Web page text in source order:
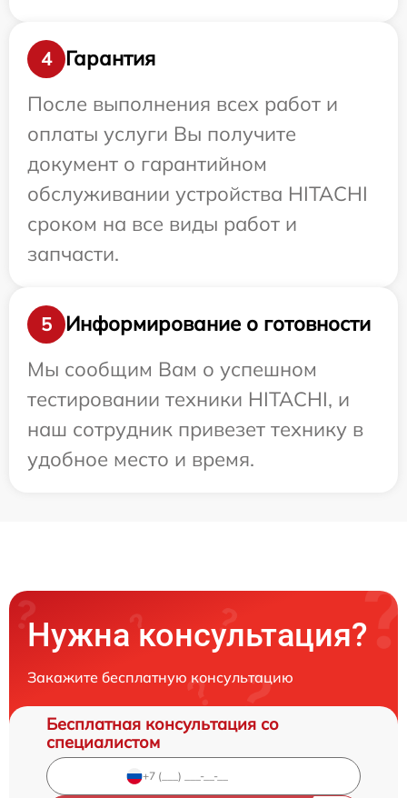
4
Гарантия
После выполнения всех работ и
оплаты услуги Вы получите
документ о гарантийном
обслуживании устройства HITACHI
сроком на все виды работ и
запчасти.
5
Информирование о готовности
Мы сообщим Вам о успешном
тестировании техники HITACHI, и
наш сотрудник привезет технику в
удобное место и время.
Нужна консультация?
Закажите бесплатную консультацию
Бесплатная консультация со
специалистом